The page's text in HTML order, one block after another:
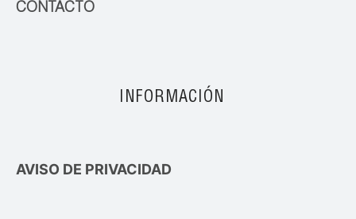
CONTACTO
INFORMACIÓN
AVISO DE PRIVACIDAD